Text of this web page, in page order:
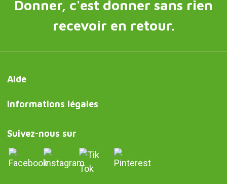
Donner, c'est donner sans rien
recevoir en retour.
Aide
Informations légales
Suivez-nous sur